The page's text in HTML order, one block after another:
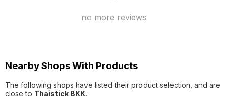
no more reviews
Nearby Shops With Products
The following shops have listed their product selection, and are
close to Thaistick BKK.